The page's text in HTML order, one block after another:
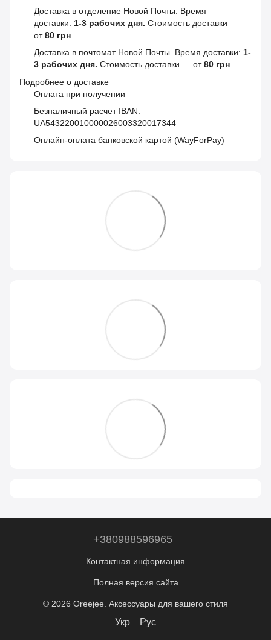
Доставка в отделение Новой Почты. Время
доставки: 1-3 рабочих дня. Стоимость доставки —
от80 грн
Доставка в почтомат Новой Почты. Время доставки: 1-
3 рабочих дня. Стоимость доставки — от80 грн
Подробнее о доставке
Оплата при получении
Безналичный расчет IBAN:
UA543220010000026003320017344
Онлайн-оплата банковской картой (WayForPay)
+380988596965
Контактная информация
Полная версия сайта
© 2026 Oreejee. Аксессуары для вашего стиля
Укр Рус